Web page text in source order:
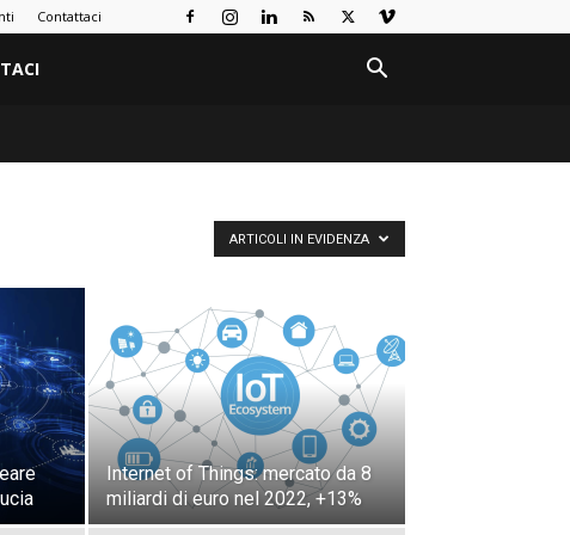
Contattaci
ARTICOLI IN EVIDENZA
Internet of Things: mercato da 8
miliardi di euro nel 2022, +13%